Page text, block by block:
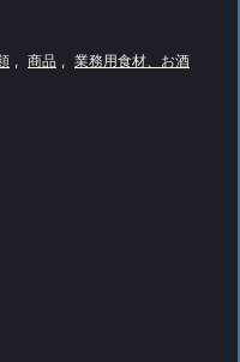
, 商品 , 業務用食材、お酒